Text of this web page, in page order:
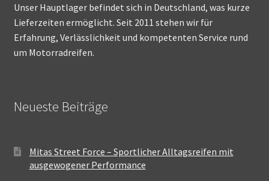
Unser Hauptlager befindet sich in Deutschland, was kurze
Lieferzeiten ermöglicht. Seit 2011 stehen wir für
Erfahrung, Verlässlichkeit und kompetenten Service rund
um Motorradreifen.
Neueste Beiträge
Mitas Street Force – Sportlicher Alltagsreifen mit
ausgewogener Performance